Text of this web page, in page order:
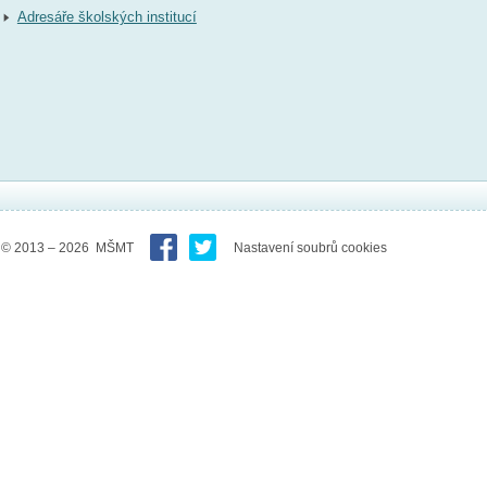
Adresáře školských institucí
© 2013 – 2026 MŠMT Nastavení soubrů cookies